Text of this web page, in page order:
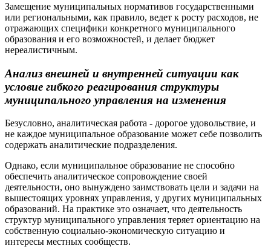
Замещение муниципальных нормативов государственными
или региональными, как правило, ведет к росту расходов, не
отражающих специфики конкретного муниципального
образования и его возможностей, и делает бюджет
нереалистичным.
Анализ внешней и внутренней ситуации как
условие гибкого реагирования структуры
муниципального управления на изменения
Безусловно, аналитическая работа - дорогое удовольствие, и
не каждое муниципальное образование может себе позволить
содержать аналитические подразделения.
Однако, если муниципальное образование не способно
обеспечить аналитическое сопровождение своей
деятельности, оно вынуждено заимствовать цели и задачи на
вышестоящих уровнях управления, у других муниципальных
образований. На практике это означает, что деятельность
структур муниципального управления теряет ориентацию на
собственную социально-экономическую ситуацию и
интересы местных сообществ.